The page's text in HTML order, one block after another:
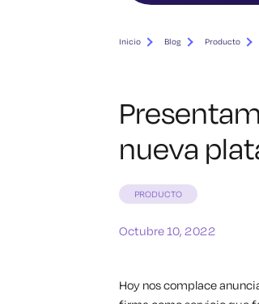
Inicio Blog Producto
nueva
PRODUCTO
Octubre 10, 2022
Hoy nos complace